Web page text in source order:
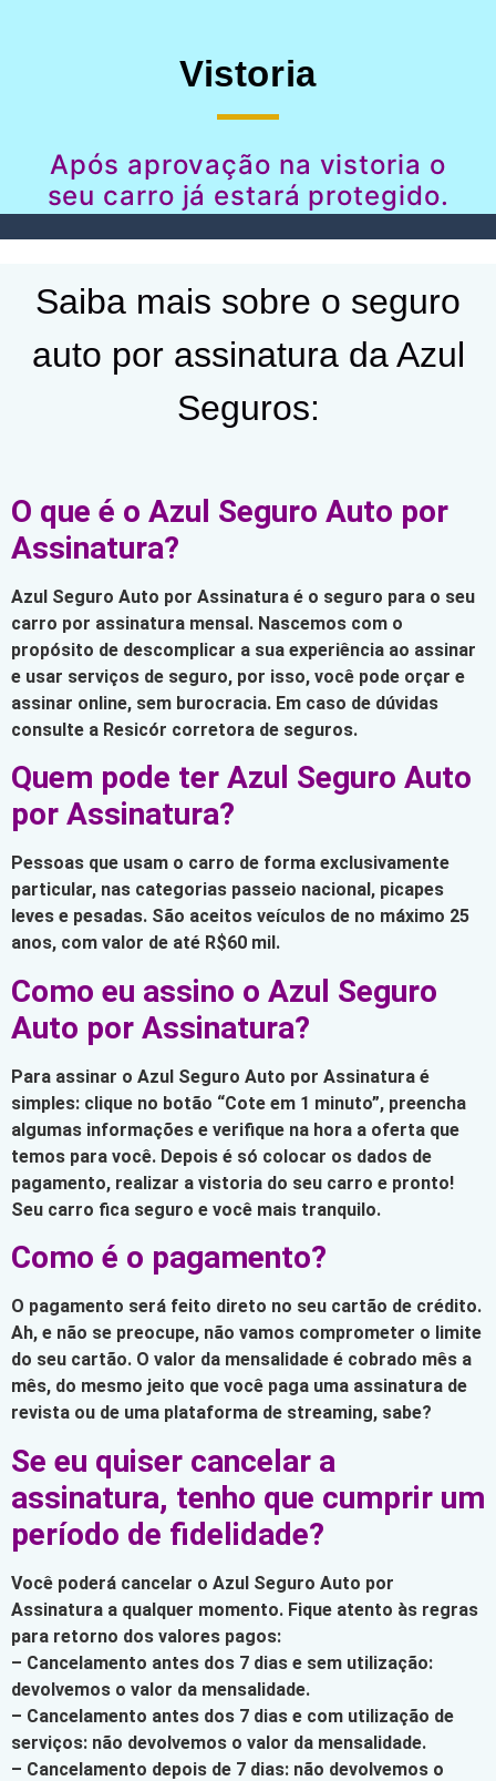
Vistoria
Após aprovação na vistoria o
seu carro já estará protegido.
Saiba mais sobre o seguro
auto por assinatura da Azul
Seguros:
O que é o Azul Seguro Auto por
Assinatura?
Azul Seguro Auto por Assinatura é o seguro para o seu
carro por assinatura mensal. Nascemos com o
propósito de descomplicar a sua experiência ao assinar
e usar serviços de seguro, por isso, você pode orçar e
assinar online, sem burocracia. Em caso de dúvidas
consulte a Resicór corretora de seguros.
Quem pode ter Azul Seguro Auto
por Assinatura?
Pessoas que usam o carro de forma exclusivamente
particular, nas categorias passeio nacional, picapes
leves e pesadas. São aceitos veículos de no máximo 25
anos, com valor de até R$60 mil.
Como eu assino o Azul Seguro
Auto por Assinatura?
Para assinar o Azul Seguro Auto por Assinatura é
simples: clique no botão “Cote em 1 minuto”, preencha
algumas informações e verifique na hora a oferta que
temos para você. Depois é só colocar os dados de
pagamento, realizar a vistoria do seu carro e pronto!
Seu carro fica seguro e você mais tranquilo.
Como é o pagamento?
O pagamento será feito direto no seu cartão de crédito.
Ah, e não se preocupe, não vamos comprometer o limite
do seu cartão. O valor da mensalidade é cobrado mês a
mês, do mesmo jeito que você paga uma assinatura de
revista ou de uma plataforma de streaming, sabe?
Se eu quiser cancelar a
assinatura, tenho que cumprir um
período de fidelidade?
Você poderá cancelar o Azul Seguro Auto por
Assinatura a qualquer momento. Fique atento às regras
para retorno dos valores pagos:
– Cancelamento antes dos 7 dias e sem utilização:
devolvemos o valor da mensalidade.
– Cancelamento antes dos 7 dias e com utilização de
serviços: não devolvemos o valor da mensalidade.
– Cancelamento depois de 7 dias: não devolvemos o